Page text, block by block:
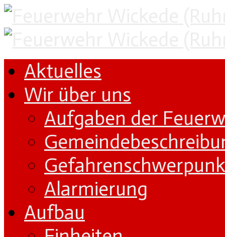
Aktuelles
Wir über uns
Aufgaben der
Alarmierung
Aufbau